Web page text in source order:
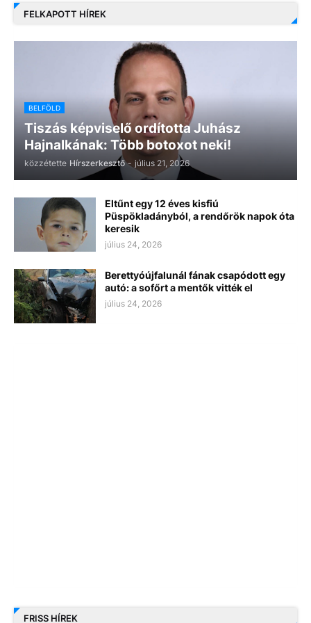
FELKAPOTT HÍREK
BELFÖLD
Tiszás képviselő ordította Juhász
Hajnalkának: Több botoxot neki!
közzétette Hírszerkesztő - július 21, 2026
Eltűnt egy 12 éves kisfiú
Püspökladányból, a rendőrök napok óta
keresik
július 24, 2026
Berettyóújfalunál fának csapódott egy
autó: a sofőrt a mentők vitték el
július 24, 2026
FRISS HÍREK